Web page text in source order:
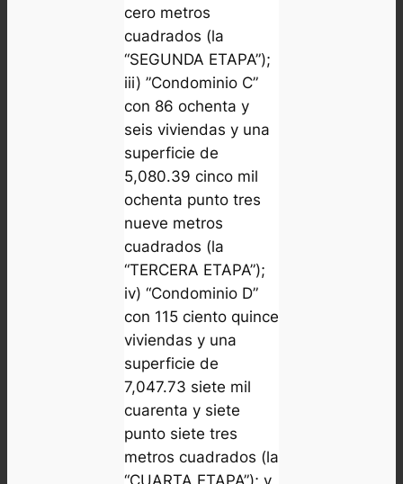
cero metros
cuadrados (la
“SEGUNDA ETAPA”);
iii) ”Condominio C”
con 86 ochenta y
seis viviendas y una
superficie de
5,080.39 cinco mil
ochenta punto tres
nueve metros
cuadrados (la
“TERCERA ETAPA”);
iv) “Condominio D”
con 115 ciento quince
viviendas y una
superficie de
7,047.73 siete mil
cuarenta y siete
punto siete tres
metros cuadrados (la